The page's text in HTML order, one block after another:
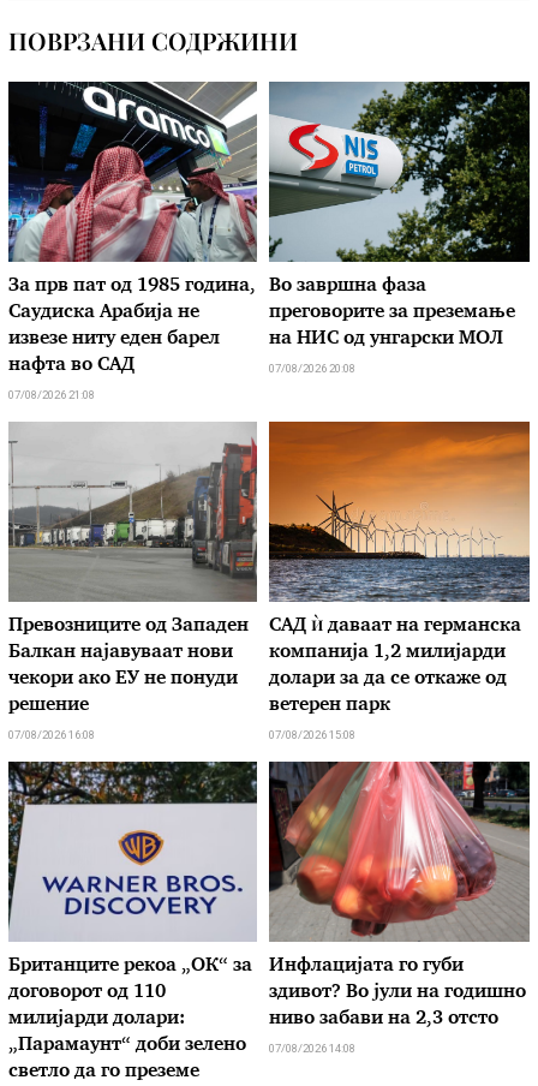
ПОВРЗАНИ СОДРЖИНИ
За прв пат од 1985 година,
Саудиска Арабија не
извезе ниту еден барел
нафта во САД
07/08/2026 21:08
Во завршна фаза
преговорите за преземање
на НИС од унгарски МОЛ
07/08/2026 20:08
Превозниците од Западен
Балкан најавуваат нови
чекори ако ЕУ не понуди
решение
07/08/2026 16:08
САД ѝ даваат на германска
компанија 1,2 милијарди
долари за да се откаже од
ветерен парк
07/08/2026 15:08
Британците рекоа „ОК“ за
договорот од 110
милијарди долари:
„Парамаунт“ доби зелено
светло да го преземе
Инфлацијата го губи
здивот? Во јули на годишно
ниво забави на 2,3 отсто
07/08/2026 14:08